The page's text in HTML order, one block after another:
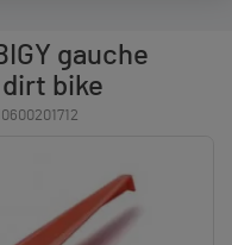
gauche
dirt bike